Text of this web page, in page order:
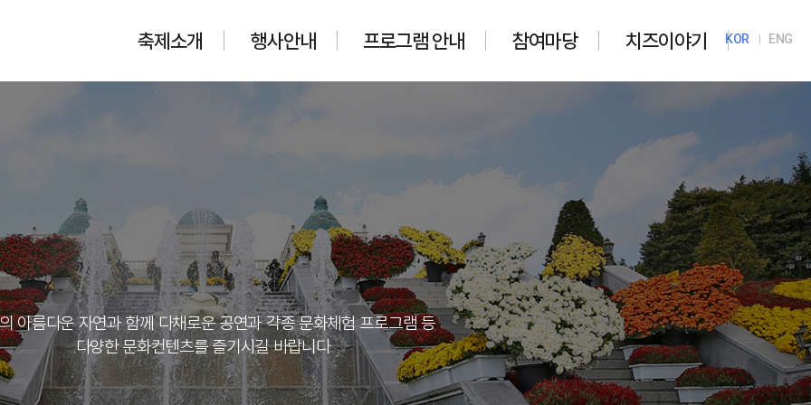
축제소개 행사안내 프로그램 안내 참여마당 치즈이야기 KOR ENG
아름다운 자연과 함께 다채로운 공연과 각종 문화체험 프로그램 등
다양한 문화컨텐츠를 즐기시길 바랍니다